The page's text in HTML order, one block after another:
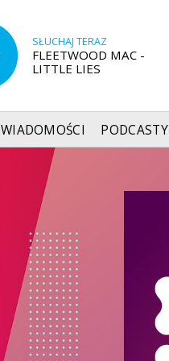
SŁUCHAJ TERAZ
FLEETWOOD MAC -
LITTLE LIES
WIADOMOŚCI PODCASTY